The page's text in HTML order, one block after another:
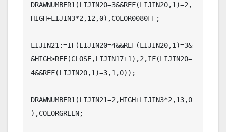
DRAWNUMBER1(LIJIN20=3&&REF(LIJIN20,1)=2,
HIGH+LIJIN3*2,12,0),COLOR0080FF;
LIJIN21:=IF(LIJIN20=4&&REF(LIJIN20,1)=3&
&HIGH>REF(CLOSE,LIJIN17+1),2,IF(LIJIN20=
4&&REF(LIJIN20,1)=3,1,0));
DRAWNUMBER1(LIJIN21=2,HIGH+LIJIN3*2,13,0
),COLORGREEN;